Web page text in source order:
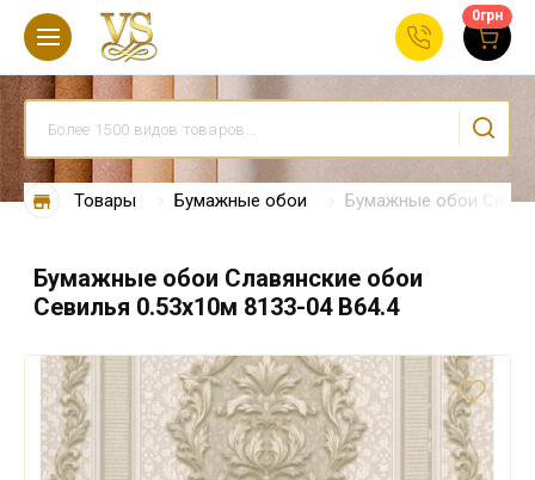
0грн
Товары Бумажные обои Бумажные обои
Бумажные обои Славянские обои
Севилья 0.53х10м 8133-04 В64.4